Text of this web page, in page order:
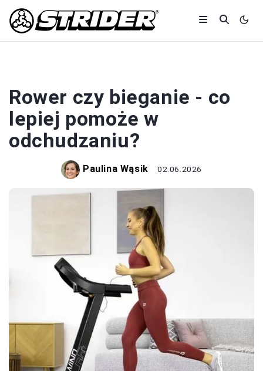
Rower czy bieganie - co
lepiej pomoże w
odchudzaniu?
Paulina Wąsik 02.06.2026